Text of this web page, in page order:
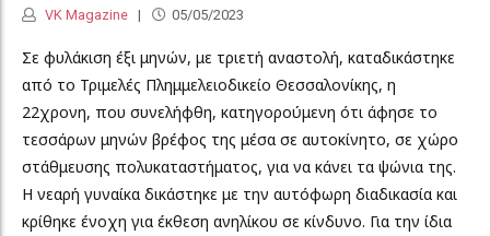
VK Magazine 05/05/2023
Σε φυλάκιση έξι μηνών, με τριετή αναστολή, καταδικάστηκε
από το Τριμελές Πλημμελειοδικείο Θεσσαλονίκης, η
22χρονη, που συνελήφθη, κατηγορούμενη ότι άφησε το
τεσσάρων μηνών βρέφος της μέσα σε αυτοκίνητο, σε χώρο
στάθμευσης πολυκαταστήματος, για να κάνει τα ψώνια της.
Η νεαρή γυναίκα δικάστηκε με την αυτόφωρη διαδικασία και
κρίθηκε ένοχη για έκθεση ανηλίκου σε κίνδυνο. Για την ίδια